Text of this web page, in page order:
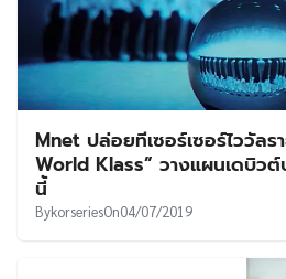
Mnet ปล่อยทีเซอร์เซอร์ไววัลร
World Klass” วางแผนเดบิว
นี้
BykorseriesOn04/07/2019